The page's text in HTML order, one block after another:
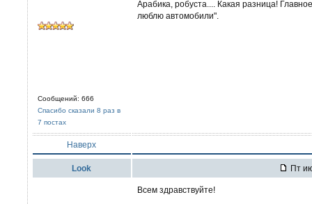
Сообщений: 666
Спасибо сказали 8 раз в
7 постах
Арабика, робуста.... Какая разница!
люблю автомобили".
Наверх
Look Пт
Всем здравствуйте!